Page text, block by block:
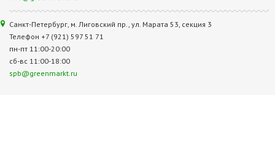
Санкт-Петербург, м. Лиговский пр., ул. Марата 53, секция 3
Телефон +7 (921) 597 51 71
пн-пт 11:00-20:00
сб-вс 11:00-18:00
spb@greenmarkt.ru